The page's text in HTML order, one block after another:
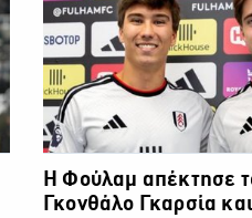
Η Φούλαμ απέκτησε
Γκονθάλο Γκαρσία